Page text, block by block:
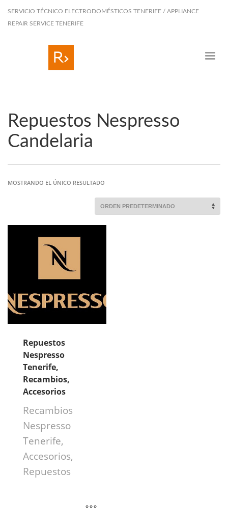
SERVICIO TÉCNICO ELECTRODOMÉSTICOS TENERIFE / APPLIANCE
REPAIR SERVICE TENERIFE
Repuestos Nespresso
Candelaria
MOSTRANDO EL ÚNICO RESULTADO
Repuestos
Nespresso
Tenerife,
Recambios,
Accesorios
Recambios
Nespresso
Tenerife,
Accesorios,
Repuestos